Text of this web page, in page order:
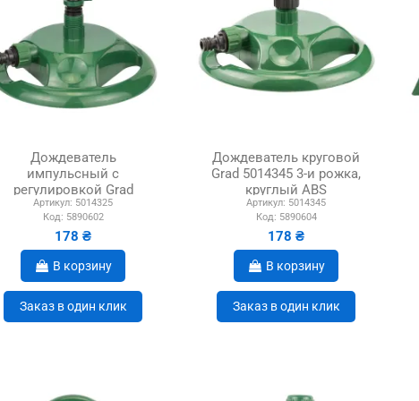
Дождеватель
импульсный с
регулировкой Grad
5014325 ABS
Артикул: 5014325
Код: 5890602
178 ₴
В корзину
Заказ в один клик
Дождеватель круговой
Grad 5014345 3-и рожка,
круглый ABS
Артикул: 5014345
Код: 5890604
178 ₴
В корзину
Заказ в один клик